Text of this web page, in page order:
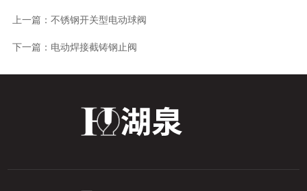
上一篇： 不锈钢开关型电动球阀
下一篇： 电动焊接截铸钢止阀